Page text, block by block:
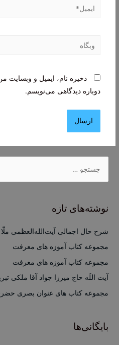
ایمیل*
وبگاه
ذخیره نام، ایمیل و وبسایت
دوباره دیدگاهی می‌نویسم.
ب
ی
نوشته‌های تازه
شرح حال اجمالی آیت‌الله‌العظمی
مجموعه کتاب آموزه های معرفت
مجموعه کتاب آموزه های معرفت
آیت اللَه حاج میرزا جواد آقا ملکی
مجموعه کتاب های عنوان بصری
بایگانی‌ها